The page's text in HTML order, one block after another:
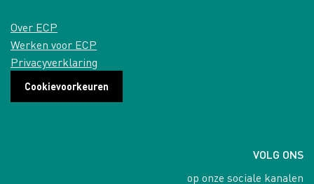
Over ECP
Werken voor ECP
Privacyverklaring
Cookievoorkeuren
VOLG ONS
op onze sociale kanalen